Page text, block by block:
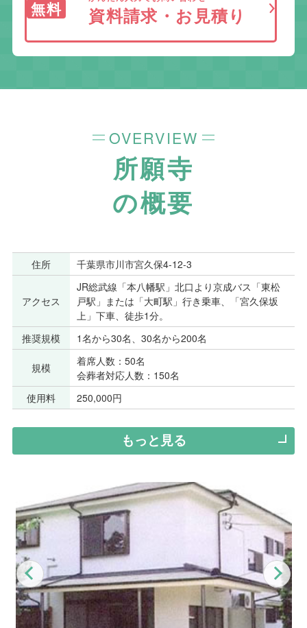
無料 資料請求・お見積り
OVERVIEW
所願寺
の概要
住所 千葉県市川市宮久保4-12-3
アクセス
JR総武線「本八幡駅」北口より京成バス「東松
戸駅」または「大町駅」行き乗車、「宮久保坂
上」下車、徒歩1分。
推奨規模
1名から30名、30名から200名
規模
着席人数：50名
会葬者対応人数：150名
使用料
250,000円
もっと見る
Previous